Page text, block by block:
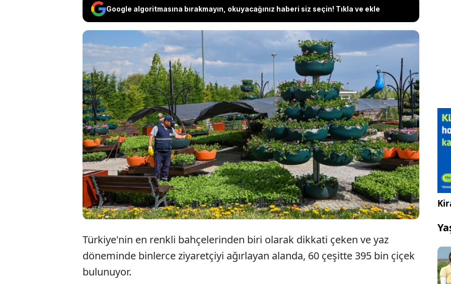
Google algoritmasına bırakmayın, okuyacağınız haberi siz seçin! Tıkla ve ekle
Konya'daki Selçuklu Çiçek Bahçesi,
ziyaretçilerini ağırlamak için gün sayıyor.
Türkiye'nin en renkli bahçelerinden biri olarak dikkati çeken ve yaz
döneminde binlerce ziyaretçiyi ağırlayan alanda, 60 çeşitte 395 bin çiçek
bulunuyor.